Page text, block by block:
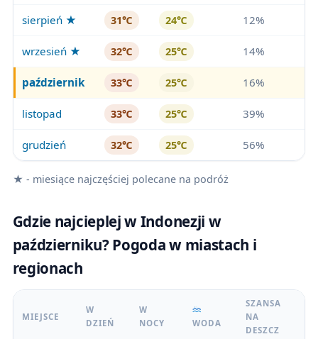
sierpień ★ 31℃ 24℃ 12%
wrzesień ★ 32℃ 25℃ 14%
październik 33℃ 25℃ 16%
listopad 33℃ 25℃ 39%
grudzień 32℃ 25℃ 56%
★ - miesiące najczęściej polecane na podróż
Gdzie najcieplej w Indonezji w
październiku? Pogoda w miastach i
regionach
MIEJSCE
W
DZIEŃ
W
NOCY
WODA
SZANSA
NA
DESZCZ